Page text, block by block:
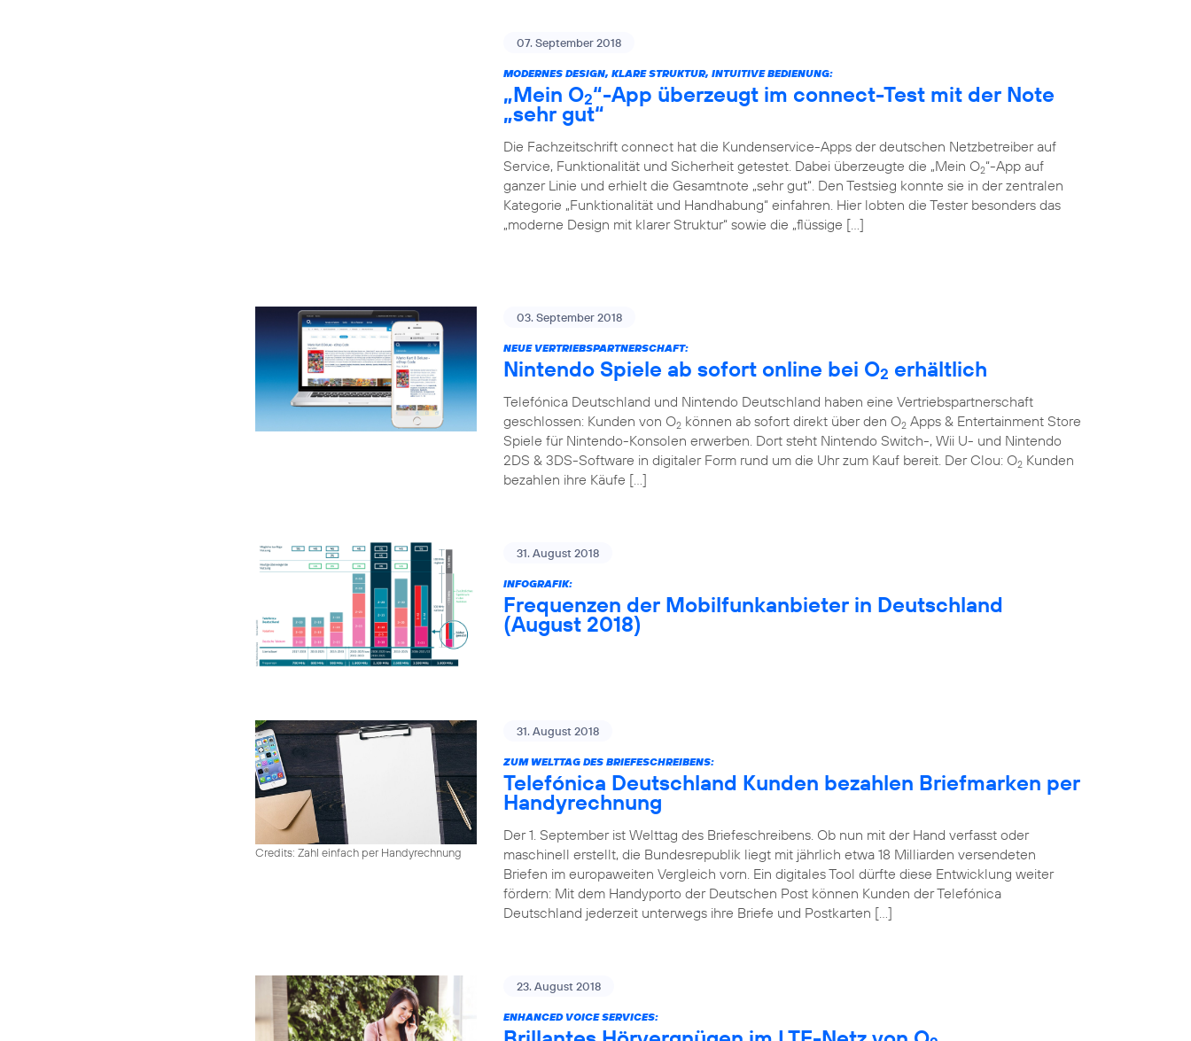
07. September 2018
MODERNES DESIGN, KLARE STRUKTUR, INTUITIVE BEDIENUNG:
„Mein O2“-App überzeugt im connect-Test mit der Note
„sehr gut“
Die Fachzeitschrift connect hat die Kundenservice-Apps der deutschen Netzbetreiber auf
Service, Funktionalität und Sicherheit getestet. Dabei überzeugte die „Mein O2“-App auf
ganzer Linie und erhielt die Gesamtnote „sehr gut“. Den Testsieg konnte sie in der zentralen
Kategorie „Funktionalität und Handhabung“ einfahren. Hier lobten die Tester besonders das
„moderne Design mit klarer Struktur“ sowie die „flüssige […]
03. September 2018
NEUE VERTRIEBSPARTNERSCHAFT:
Nintendo Spiele ab sofort online bei O2 erhältlich
Telefónica Deutschland und Nintendo Deutschland haben eine Vertriebspartnerschaft
geschlossen: Kunden von O2 können ab sofort direkt über den O2 Apps & Entertainment Store
Spiele für Nintendo-Konsolen erwerben. Dort steht Nintendo Switch-, Wii U- und Nintendo
2DS & 3DS-Software in digitaler Form rund um die Uhr zum Kauf bereit. Der Clou: O2 Kunden
bezahlen ihre Käufe […]
31. August 2018
INFOGRAFIK:
Frequenzen der Mobilfunkanbieter in Deutschland
(August 2018)
Credits: Zahl einfach per Handyrechnung
31. August 2018
ZUM WELTTAG DES BRIEFESCHREIBENS:
Telefónica Deutschland Kunden bezahlen Briefmarken per
Handyrechnung
Der 1. September ist Welttag des Briefeschreibens. Ob nun mit der Hand verfasst oder
maschinell erstellt, die Bundesrepublik liegt mit jährlich etwa 18 Milliarden versendeten
Briefen im europaweiten Vergleich vorn. Ein digitales Tool dürfte diese Entwicklung weiter
fördern: Mit dem Handyporto der Deutschen Post können Kunden der Telefónica
Deutschland jederzeit unterwegs ihre Briefe und Postkarten […]
23. August 2018
ENHANCED VOICE SERVICES: